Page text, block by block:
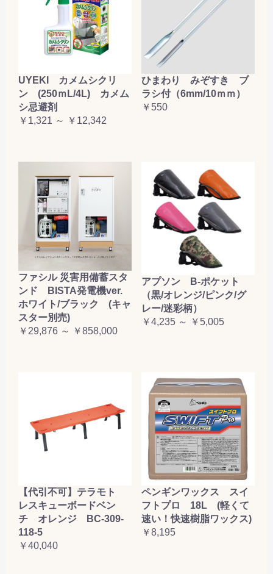
お買い物を続ける カートへ進む
UYEKI カメムシクリ
ン (250ｍL/4L) カメム
シ忌避剤
￥1,321 ～ ￥12,342
ひまわり みぞすき ブ
ラシ付（6mm/10ｍｍ）
￥550
ファシル 災害用備蓄スタ
ンド BISTA発電機ver.
ホワイト/ブラック (キャ
スター別売)
￥29,876 ～ ￥858,000
アプソン B-ポケット
（黒/オレンジ/ピンク/グ
レー/迷彩柄）
￥4,235 ～ ￥5,005
【代引不可】テラモト
レスキューボードベン
チ オレンジ BC-309-
118-5
￥40,040
ペンギンワックス スイ
フトプロ 18L (軽くて
速い！快速樹脂ワックス)
￥8,195